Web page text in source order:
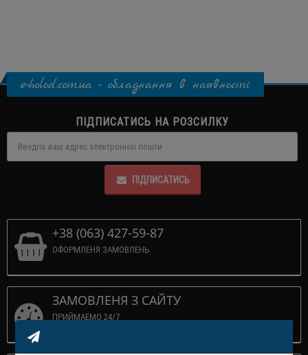
e-holod.com.ua - обладнання в наявності
ПІДПИСАТИСЬ НА РОЗСИЛКУ
ПІДПИСАТИСЬ
+38 (063) 427-59-87
ОФОРМЛЕНЯ ЗАМОВЛЕНЬ
ЗАМОВЛЕНЯ З САЙТУ
ПРИЙМАЕМО 24/7